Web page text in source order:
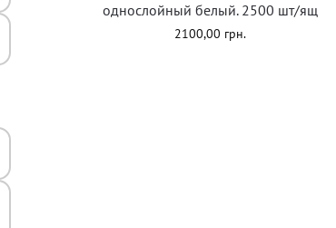
однослойный белый. 2500 шт/ящ
2100,00 грн.